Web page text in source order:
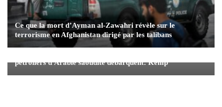
Ce que la mort d’Ayman al-Zawahri révèle sur le
terrorisme en Afghanistan dirigé par les talibans
pétroliers d'Arabie saoudite débarquent: Kemp